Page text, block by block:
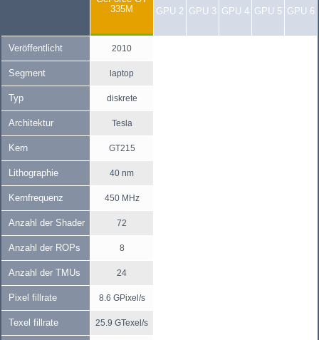
335M
GPU 2 GPU 3 GPU 4 GPU 5 GPU 6
Veröffentlicht 2010
Segment laptop
Typ diskrete
Architektur Tesla
Kern GT215
Lithographie 40 nm
Kernfrequenz 450 MHz
Anzahl der Shader 72
Anzahl der ROPs 8
Anzahl der TMUs 24
Pixel fillrate 8.6 GPixel/s
Texel fillrate 25.9 GTexel/s